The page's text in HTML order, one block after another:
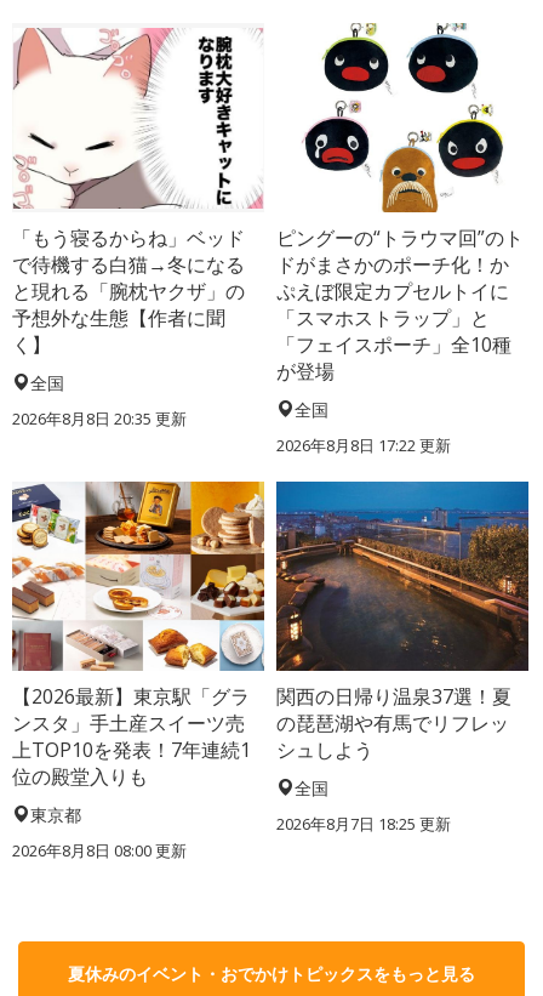
「もう寝るからね」ベッド
で待機する白猫→冬になる
と現れる「腕枕ヤクザ」の
予想外な生態【作者に聞
く】
全国
2026年8月8日 20:35 更新
ピングーの“トラウマ回”のト
ドがまさかのポーチ化！か
ぷえぼ限定カプセルトイに
「スマホストラップ」と
「フェイスポーチ」全10種
が登場
全国
2026年8月8日 17:22更新
【2026最新】東京駅「グラ
ンスタ」手土産スイーツ売
上TOP10を発表！7年連続1
位の殿堂入りも
東京都
2026年8月8日 08:00更新
関西の日帰り温泉37選！夏
の琵琶湖や有馬でリフレッ
シュしよう
全国
2026年8月7日 18:25 更新
夏休みのイベント・おでかけトピックスをもっと見る